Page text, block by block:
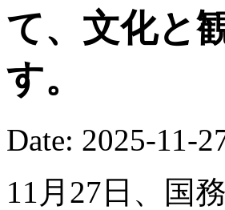
て、文化と
す。
Date: 2025-11-
11月27日、国